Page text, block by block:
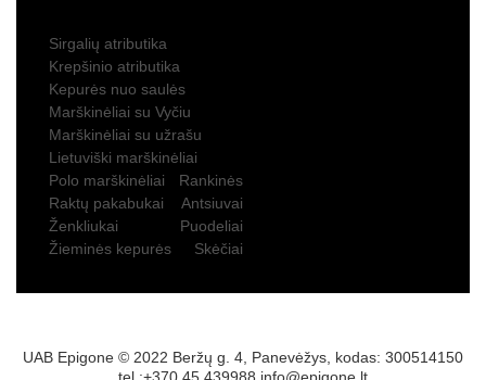
Sirgalių atributika
Krepšinio atributika
Kepurės nuo saulės
Marškinėliai su Vyčiu
Marškinėliai su užrašu
Lietuviški marškinėliai
Polo marškinėliai
Rankinės
Raktų pakabukai
Antsiuvai
Ženkliukai
Puodeliai
Žieminės kepurės
Skėčiai
UAB Epigone © 2022 Beržų g. 4, Panevėžys, kodas: 300514150
tel.:+370 45 439988 info@epigone.lt